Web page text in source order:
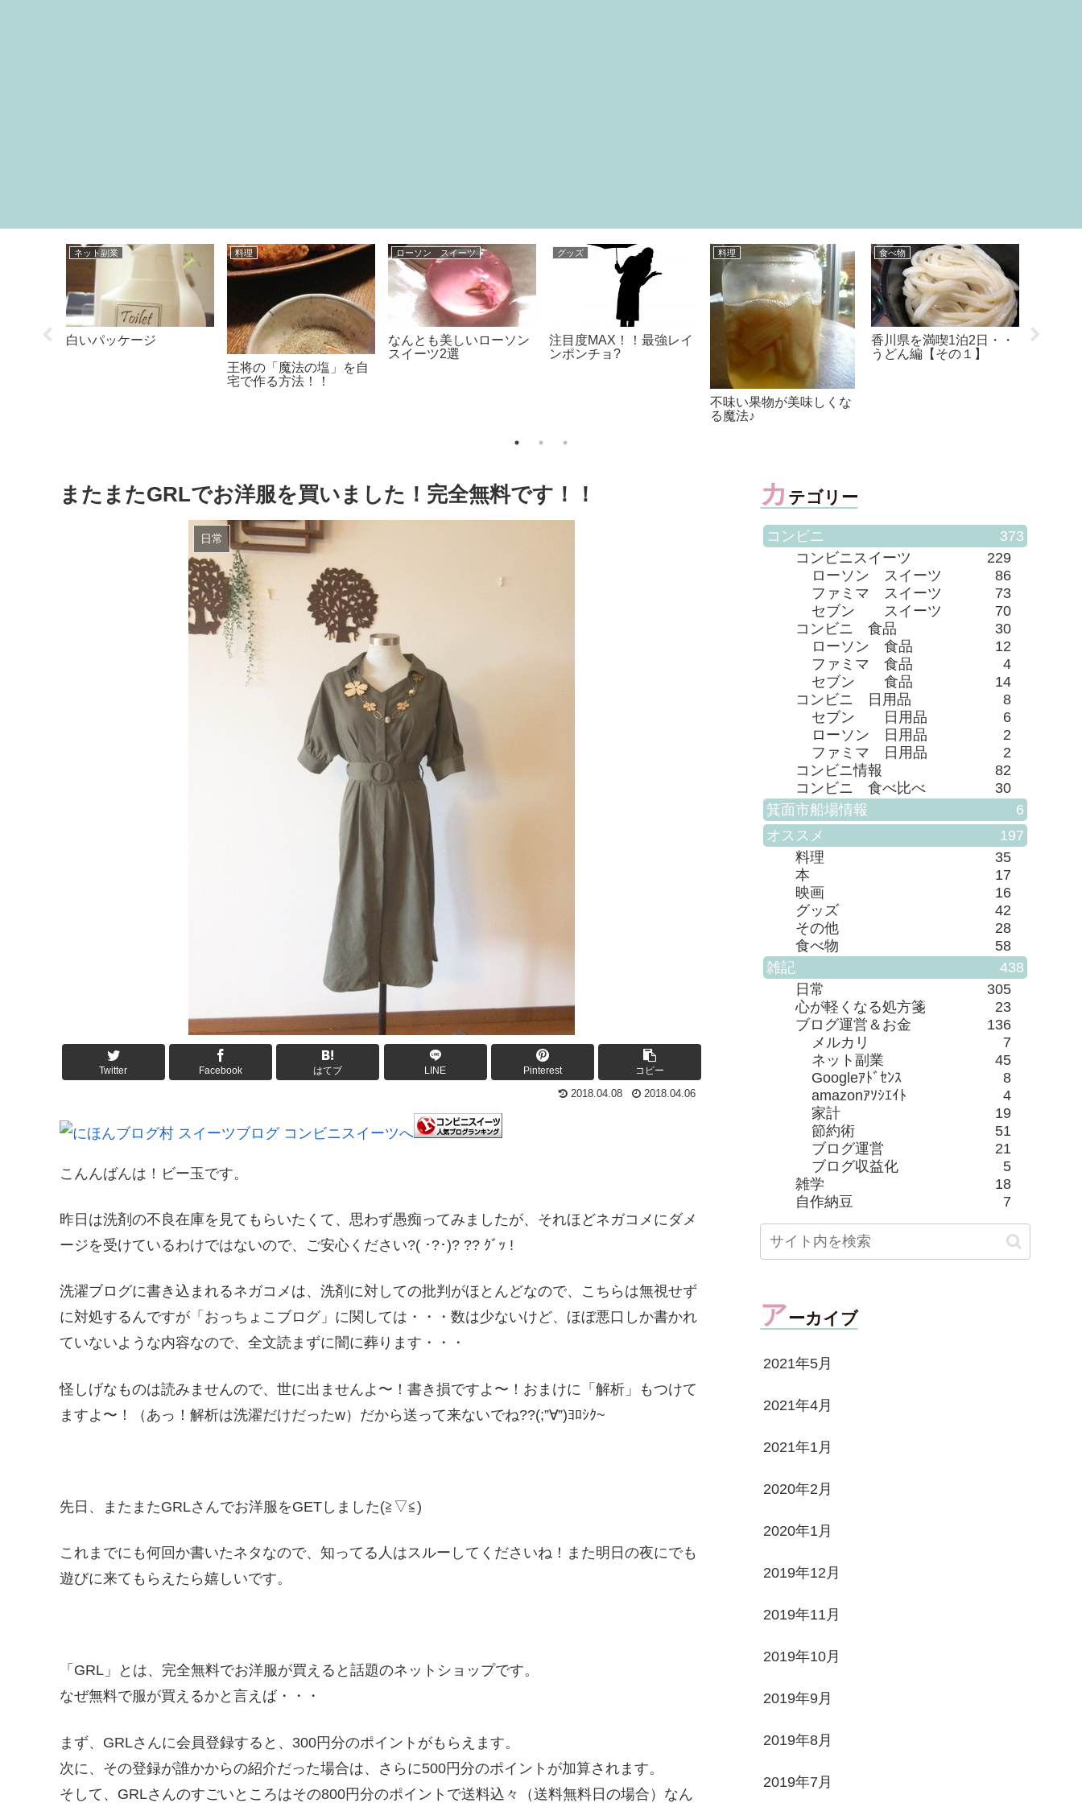
日・・
グッズ
超便利！！ナカバヤシ
グッズ
結束バンドで簡単DIY
日常
半額の海老で本格パスタ
日常
ファミマの割引券を使っ
て、あの「人気商品」を
食べ物
シャトレーゼ「糖質50％
カットいちごクリームロ
ール」を食べた感想
その他
リンネル8月号の付録?
ダイソ
またまたGRLでお洋服を買いました！完全無料です！！
日常
Twitter Facebook はてブ LINE Pinterest コピー
2018.04.08 2018.04.06
こんんばんは！ビー玉です。
昨日は洗剤の不良在庫を見てもらいたくて、思わず愚痴ってみましたが、それほどネガコメにダメ
ージを受けているわけではないので、ご安心ください?( ･?･)? ?? ｸﾞｯ !
洗濯ブログに書き込まれるネガコメは、洗剤に対しての批判がほとんどなので、こちらは無視せず
に対処するんですが「おっちょこブログ」に関しては・・・数は少ないけど、ほぼ悪口しか書かれ
ていないような内容なので、全文読まずに闇に葬ります・・・
怪しげなものは読みませんので、世に出ませんよ〜！書き損ですよ〜！おまけに「解析」もつけて
ますよ〜！（あっ！解析は洗濯だけだったw）だから送って来ないでね??(;”∀”)ﾖﾛｼｸ~
先日、またまたGRLさんでお洋服をGETしました(≧▽≦)
これまでにも何回か書いたネタなので、知ってる人はスルーしてくださいね！また明日の夜にでも
遊びに来てもらえたら嬉しいです。
「GRL」とは、完全無料でお洋服が買えると話題のネットショップです。
なぜ無料で服が買えるかと言えば・・・
まず、GRLさんに会員登録すると、300円分のポイントがもらえます。
次に、その登録が誰かからの紹介だった場合は、さらに500円分のポイントが加算されます。
そして、GRLさんのすごいところはその800円分のポイントで送料込々（送料無料日の場合）なん
カ テゴリー
コンビニ
373
コンビニスイーツ
229
ローソン スイーツ
86
ファミマ スイーツ
73
セブン スイーツ
70
コンビニ 食品
30
ローソン 食品
12
ファミマ 食品
4
セブン 食品
14
コンビニ 日用品
8
セブン 日用品
6
ローソン 日用品
2
ファミマ 日用品
2
コンビニ情報
82
コンビニ 食べ比べ
30
箕面市船場情報
6
オススメ
197
料理
35
本
17
映画
16
グッズ
42
その他
28
食べ物
58
雑記
438
日常
305
心が軽くなる処方箋
23
ブログ運営＆お金
136
メルカリ
7
ネット副業
45
Googleｱﾄﾞｾﾝｽ
8
amazonｱｿｼｴｲﾄ
4
家計
19
節約術
51
ブログ運営
21
ブログ収益化
5
雑学
18
自作納豆
7
アーカイブ
2021年5月
2021年4月
2021年1月
2020年2月
2020年1月
2019年12月
2019年11月
2019年10月
2019年9月
2019年8月
2019年7月